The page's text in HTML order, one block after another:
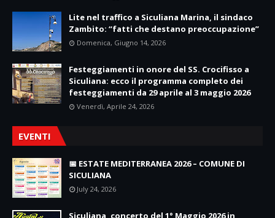
Lite nel traffico a Siculiana Marina, il sindaco
Zambito: “fatti che destano preoccupazione”
Domenica, Giugno 14, 2026
Festeggiamenti in onore del SS. Crocifisso a
Siculiana: ecco il programma completo dei
festeggiamenti da 29 aprile al 3 maggio 2026
Venerdì, Aprile 24, 2026
EVENTI
📅 ESTATE MEDITERRANEA 2026 – COMUNE DI
SICULIANA
July 24, 2026
Siculiana, concerto del 1° Maggio 2026 in